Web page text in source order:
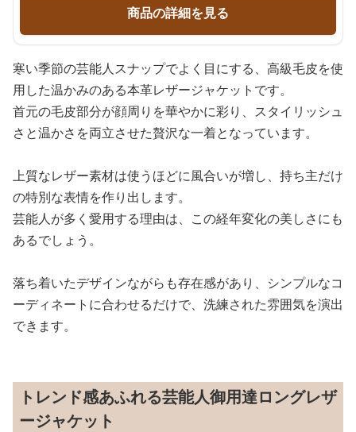
商品の詳細を見る
寒い季節の芸能人スナップでよく目にする、高級毛皮を使
用した温かみのある本革レザージャケットです。
首元の毛皮部分が顔周りを華やかに彩り、スタイリッシュ
さと温かさを両立させた贅沢な一着となっています。
上質なレザー素材は使うほどに風合いが増し、持ち主だけ
の特別な表情を作り出します。
芸能人が多く愛用する理由は、この経年変化の美しさにも
あるでしょう。
落ち着いたデザインながらも存在感があり、シンプルなコ
ーディネートに合わせるだけで、洗練された雰囲気を演出
できます。
トレンド感あふれる芸能人御用達ロングレザ
ージャケット